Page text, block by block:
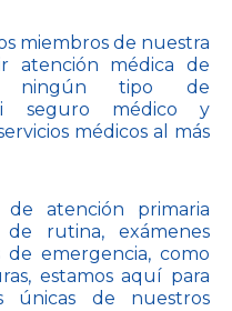
miembros de nuestra
atención médica de
ningún tipo de
seguro médico y
médicos al más
de atención primaria
de rutina, exámenes
de emergencia, como
estamos aquí para
únicas de nuestros